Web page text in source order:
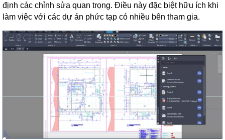
định các chỉnh sửa quan trọng. Điều này đặc biệt hữu ích khi
làm việc với các dự án phức tạp có nhiều bên tham gia.